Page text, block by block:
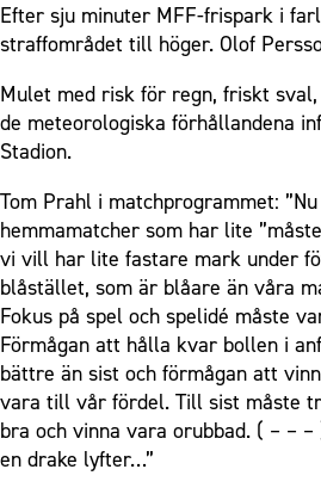
Efter sju minuter MFF-frispark i
straffområdet till höger. Olof
Mulet med risk för regn, friskt
de meteorologiska förhållandena
Stadion.
Tom Prahl i matchprogrammet:
hemmamatcher som har lite
vi vill har lite fastare mark under
blåstället, som är blåare än våra
Fokus på spel och spelidé måste
Förmågan att hålla kvar bollen i
bättre än sist och förmågan att
vara till vår fördel. Till sist måste
bra och vinna vara orubbad. ( – –
en drake lyfter…”